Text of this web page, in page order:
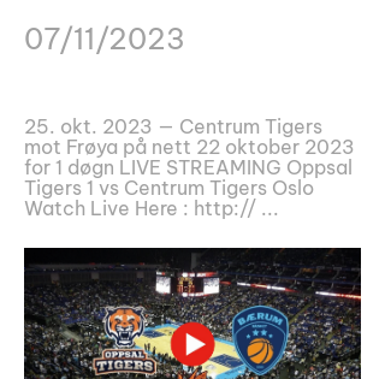
07/11/2023
25. okt. 2023 — Centrum Tigers
mot Frøya på nett 22 oktober 2023
for 1 døgn LIVE STREAMING Oppsal
Tigers 1 vs Centrum Tigers Oslo
Watch Live Here : http:// ...